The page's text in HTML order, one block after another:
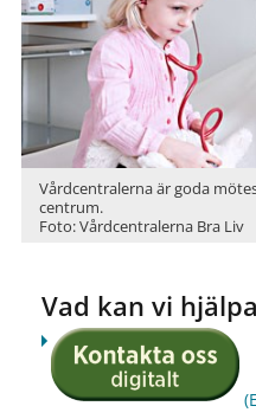
Vårdcentralerna är goda
centrum.
Foto: Vårdcentralerna Bra Liv
Vad kan vi